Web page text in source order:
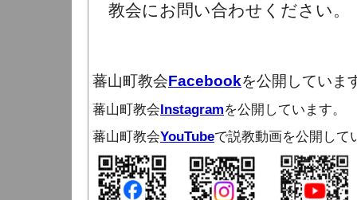
教会にお問い合わせください。
蕃山町教会Facebookを公開していま
蕃山町教会Instagramを公開しています。
蕃山町教会YouTubeで説教動画を公開して